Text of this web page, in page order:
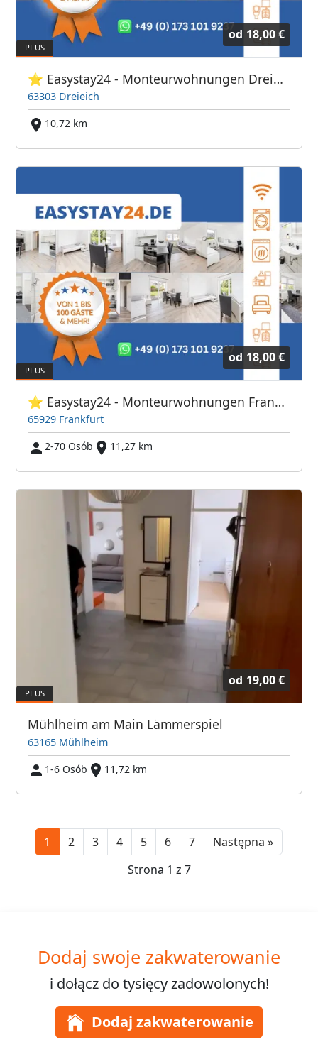
od 18,00 €
⭐ Easystay24 - Monteurwohnungen Dreieich
63303 Dreieich
10,72 km
od 18,00 €
⭐ Easystay24 - Monteurwohnungen Frankfurt Flughafen
65929 Frankfurt
2-70 Osób
11,27 km
od 19,00 €
Mühlheim am Main Lämmerspiel
63165 Mühlheim
1-6 Osób
11,72 km
1 2 3 4 5 6 7 Następna »Next
Strona 1 z 7
Dodaj swoje zakwaterowanie
i dołącz do tysięcyzadowolonych!
Dodaj zakwaterowanie